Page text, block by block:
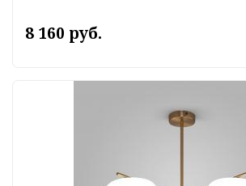
8 160 руб.